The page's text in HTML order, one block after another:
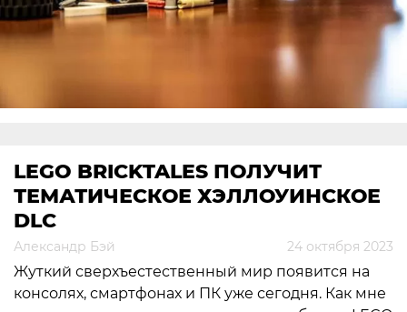
LEGO BRICKTALES ПОЛУЧИТ
ТЕМАТИЧЕСКОЕ ХЭЛЛОУИНCКОЕ
DLC
Александр Бэй 24 октября 2023
Жуткий сверхъестественный мир появится на
консолях, смартфонах и ПК уже сегодня. Как мне